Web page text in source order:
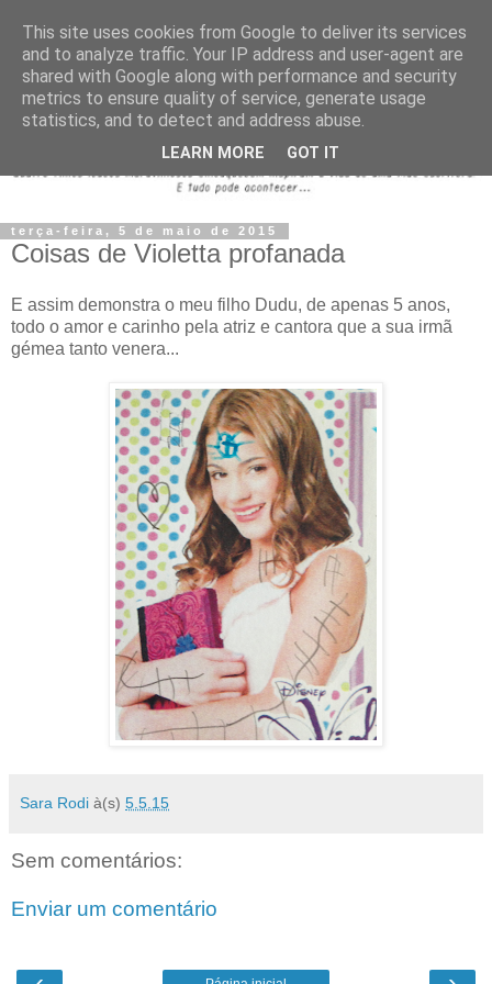
terça-feira, 5 de maio de 2015
Coisas de Violetta profanada
E assim demonstra o meu filho Dudu, de apenas 5 anos,
todo o amor e carinho pela atriz e cantora que a sua irmã
gémea tanto venera...
Sara Rodi à(s) 5.5.15
Sem comentários:
Enviar um comentário
This site uses cookies from Google to deliver its services
and to analyze traffic. Your IP address and user-agent are
shared with Google along with performance and security
metrics to ensure quality of service, generate usage
statistics, and to detect and address abuse.
LEARN MORE GOT IT